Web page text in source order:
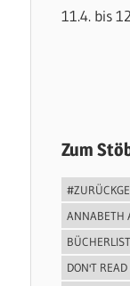
11.4. bis
Zum
ANNABETH
DON'T